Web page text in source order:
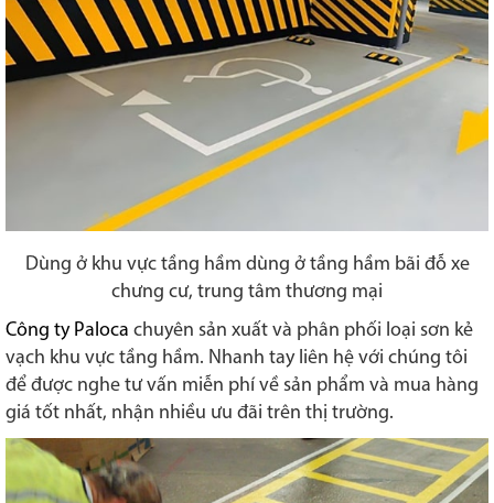
Dùng ở khu vực tầng hầm dùng ở tầng hầm bãi đỗ xe
chưng cư, trung tâm thương mại
Công ty Paloca chuyên sản xuất và phân phối loại sơn kẻ
vạch khu vực tầng hầm. Nhanh tay liên hệ với chúng tôi
để được nghe tư vấn miễn phí về sản phẩm và mua hàng
giá tốt nhất, nhận nhiều ưu đãi trên thị trường.